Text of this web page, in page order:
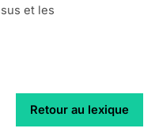
et les
Retour au lexique